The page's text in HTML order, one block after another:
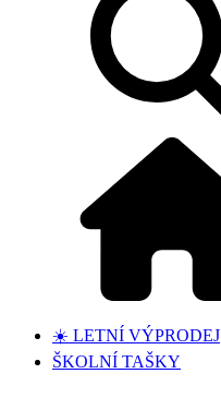
☀️ LETNÍ VÝPRODEJ
ŠKOLNÍ TAŠKY